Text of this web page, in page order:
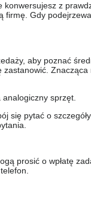
z
Gdy
aby poznać
sprzęt.
się pytać o
prosić o wpłatę